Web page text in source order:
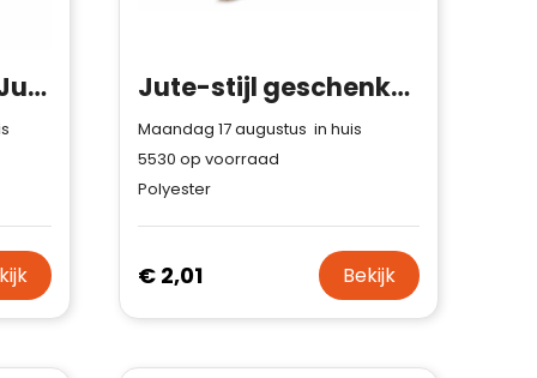
CAMPO DE FIORI - Jute/canvas boodschappentas Jute-stijl geschenkzak 50 x 70 cm
Maandag 17 augustus in huis
5530 op voorraad
Polyester
€ 2,01 Bekijk